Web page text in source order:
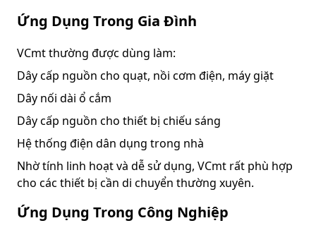
Ứng Dụng Trong Gia Đình
VCmt thường được dùng làm:
Dây cấp nguồn cho quạt, nồi cơm điện, máy giặt
Dây nối dài ổ cắm
Dây cấp nguồn cho thiết bị chiếu sáng
Hệ thống điện dân dụng trong nhà
Nhờ tính linh hoạt và dễ sử dụng, VCmt rất phù hợp
cho các thiết bị cần di chuyển thường xuyên.
Ứng Dụng Trong Công Nghiệp